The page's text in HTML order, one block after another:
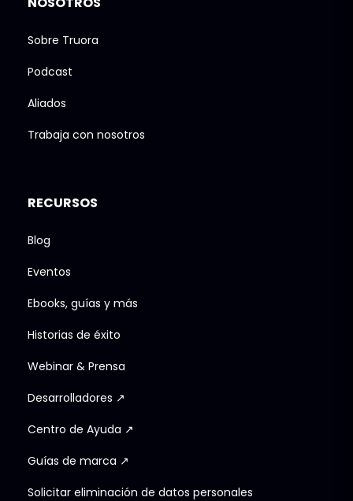
Sobre Truora
Podcast
Aliados
Trabaja con nosotros
RECURSOS
Blog
Eventos
Ebooks, guías y más
Historias de éxito
Webinar & Prensa
Desarrolladores ↗
Centro de Ayuda ↗
Guías de marca ↗
Solicitar eliminación de datos personales